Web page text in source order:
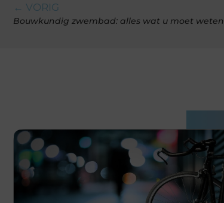
← VORIG
Bouwkundig zwembad: alles wat u moet weten